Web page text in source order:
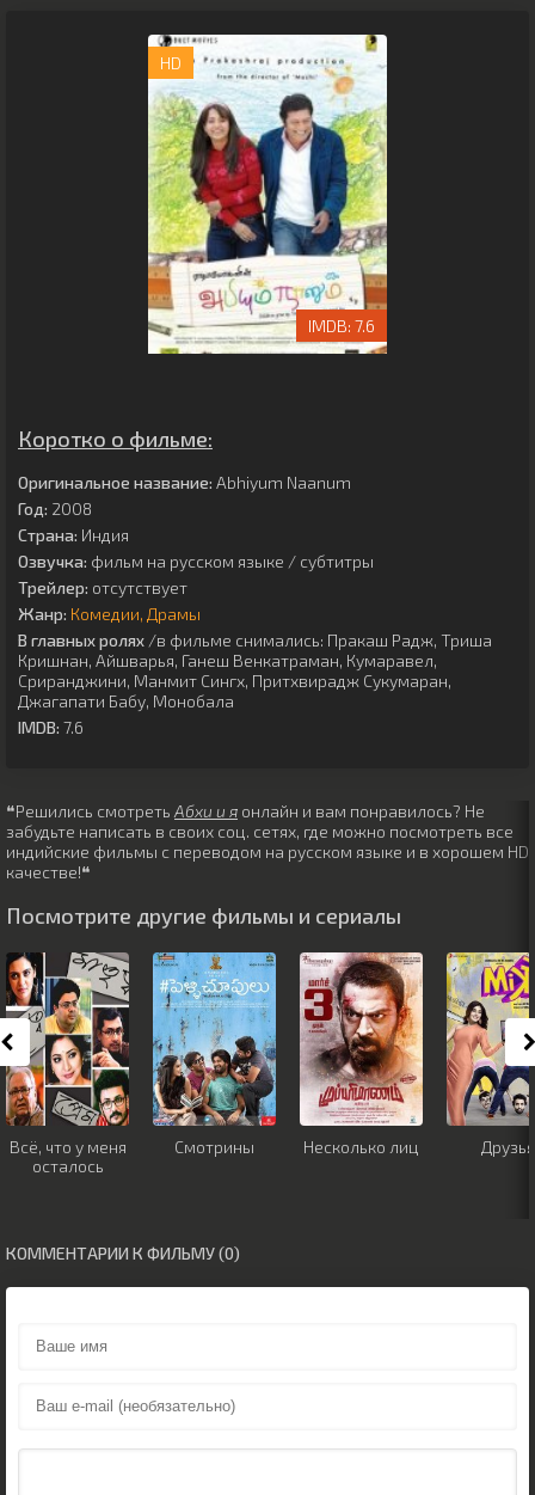
HD
7.6
Коротко о фильме:
Оригинальное название: Abhiyum Naanum
Год: 2008
Страна: Индия
Озвучка: фильм на русском языке / субтитры
Трейлер: отсутствует
Жанр: Комедии Драмы
В главных ролях /в фильме снимались: Пракаш Радж, Триша
Кришнан, Айшварья, Ганеш Венкатраман, Кумаравел,
Сриранджини, Манмит Сингх, Притхвирадж Сукумаран,
Джагапати Бабу, Монобала
IMDB: 7.6
❝Решились смотреть Абхи и я онлайн и вам понравилось? Не
забудьте написать в своих соц. сетях, где можно посмотреть все
индийские фильмы с переводом на русском языке и в хорошем HD
качестве!❝
Посмотрите другие фильмы и сериалы
Всё, что у меня
осталось
Смотрины Несколько лиц Друзья
КОММЕНТАРИИ К ФИЛЬМУ (0)